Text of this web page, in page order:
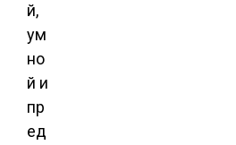
й,
ум
но
й и
пр
ед